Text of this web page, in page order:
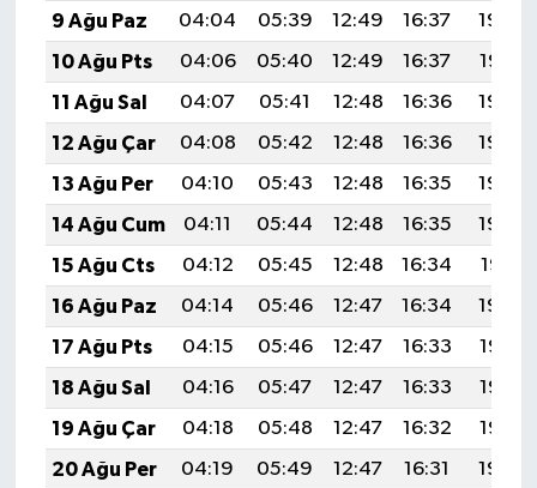
9 Ağu Paz
04:04 05:39 12:49 16:37
19:48
10 Ağu Pts
04:06 05:40 12:49 16:37
19:47
11 Ağu Sal
04:07 05:41 12:48 16:36
19:46
12 Ağu Çar
04:08 05:42 12:48 16:36
19:44
13 Ağu Per
04:10 05:43 12:48 16:35
19:43
14 Ağu Cum
04:11 05:44 12:48 16:35
19:42
15 Ağu Cts
04:12 05:45 12:48 16:34
19:41
16 Ağu Paz
04:14 05:46 12:47 16:34
19:39
17 Ağu Pts
04:15 05:46 12:47 16:33
19:38
18 Ağu Sal
04:16 05:47 12:47 16:33
19:37
19 Ağu Çar
04:18 05:48 12:47 16:32
19:35
20 Ağu Per
04:19 05:49 12:47 16:31
19:34